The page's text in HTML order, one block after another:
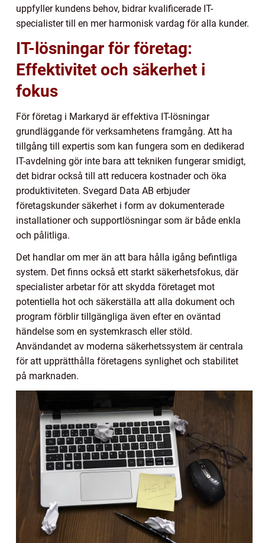
uppfyller kundens behov, bidrar kvalificerade IT-
specialister till en mer harmonisk vardag för alla kunder.
IT-lösningar för företag:
Effektivitet och säkerhet i
fokus
För företag i Markaryd är effektiva IT-lösningar
grundläggande för verksamhetens framgång. Att ha
tillgång till expertis som kan fungera som en dedikerad
IT-avdelning gör inte bara att tekniken fungerar smidigt,
det bidrar också till att reducera kostnader och öka
produktiviteten. Svegard Data AB erbjuder
företagskunder säkerhet i form av dokumenterade
installationer och supportlösningar som är både enkla
och pålitliga.
Det handlar om mer än att bara hålla igång befintliga
system. Det finns också ett starkt säkerhetsfokus, där
specialister arbetar för att skydda företaget mot
potentiella hot och säkerställa att alla dokument och
program förblir tillgängliga även efter en oväntad
händelse som en systemkrasch eller stöld.
Användandet av moderna säkerhetssystem är centrala
för att upprätthålla företagens synlighet och stabilitet
på marknaden.